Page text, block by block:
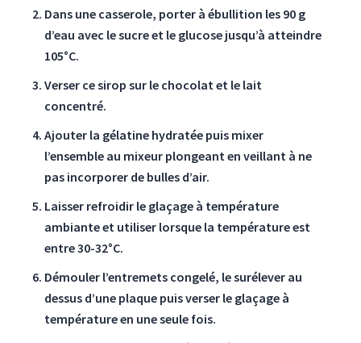
Dans une casserole, porter à ébullition les 90 g
d’eau avec le sucre et le glucose jusqu’à atteindre
105°C.
Verser ce sirop sur le chocolat et le lait
concentré.
Ajouter la gélatine hydratée puis mixer
l’ensemble au mixeur plongeant en veillant à ne
pas incorporer de bulles d’air.
Laisser refroidir le glaçage à température
ambiante et utiliser lorsque la température est
entre 30-32°C.
Démouler l’entremets congelé, le surélever au
dessus d’une plaque puis verser le glaçage à
température en une seule fois.